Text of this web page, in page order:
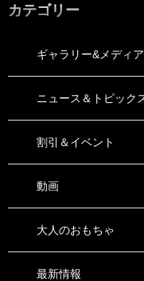
カテゴリー
ギャラリー&メディ
ニュース＆トピック
割引＆イベント
動画
大人のおもちゃ
最新情報